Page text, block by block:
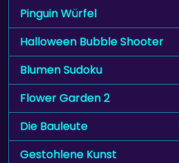
Pinguin Würfel
Halloween Bubble Shooter
Blumen Sudoku
Flower Garden 2
Die Bauleute
Gestohlene Kunst